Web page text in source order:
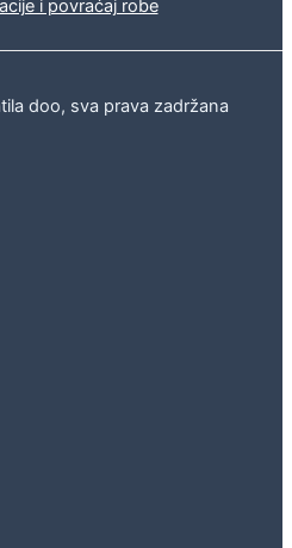
i povraćaj robe
doo, sva prava zadržana